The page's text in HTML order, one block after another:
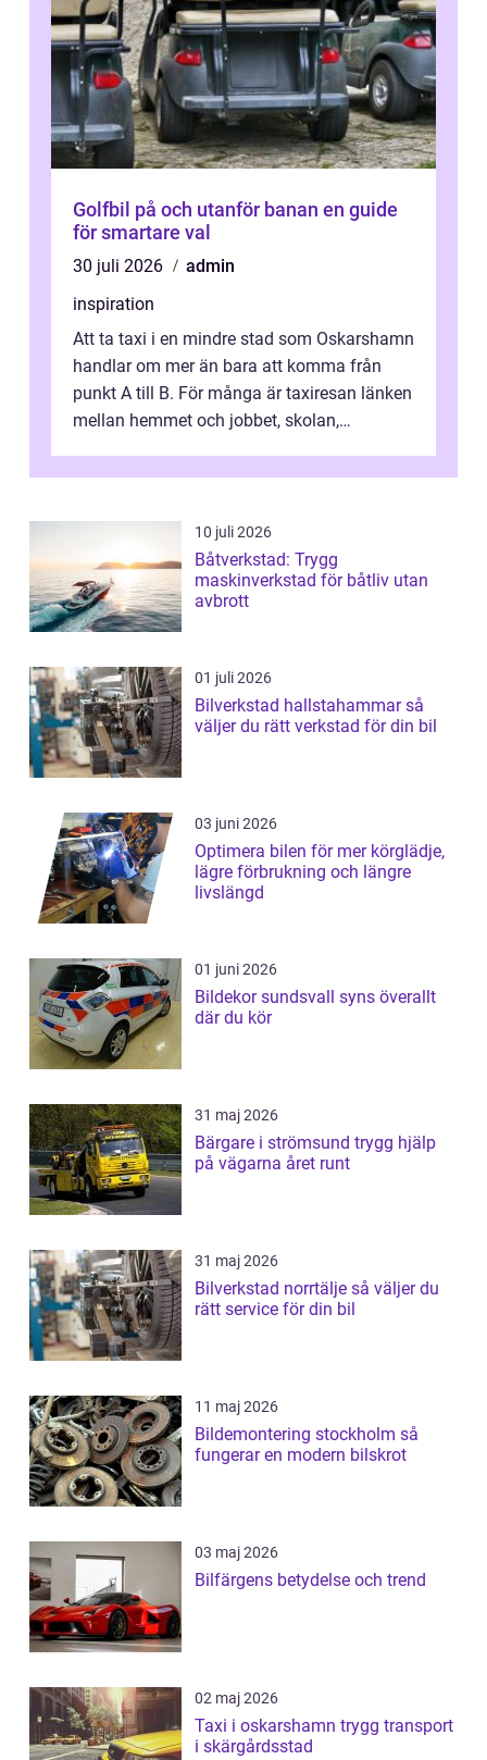
Golfbil på och utanför banan en guide
för smartare val
30 juli 2026
admin
inspiration
Att ta taxi i en mindre stad som Oskarshamn
handlar om mer än bara att komma från
punkt A till B. För många är taxiresan länken
mellan hemmet och jobbet, skolan,
10 juli 2026
Båtverkstad: Trygg
maskinverkstad för båtliv utan
avbrott
01 juli 2026
Bilverkstad hallstahammar så
väljer du rätt verkstad för din bil
03 juni 2026
Optimera bilen för mer körglädje,
lägre förbrukning och längre
livslängd
01 juni 2026
Bildekor sundsvall syns överallt
där du kör
31 maj 2026
Bärgare i strömsund trygg hjälp
på vägarna året runt
31 maj 2026
Bilverkstad norrtälje så väljer du
rätt service för din bil
11 maj 2026
Bildemontering stockholm så
fungerar en modern bilskrot
03 maj 2026
Bilfärgens betydelse och trend
02 maj 2026
Taxi i oskarshamn trygg transport
i skärgårdsstad